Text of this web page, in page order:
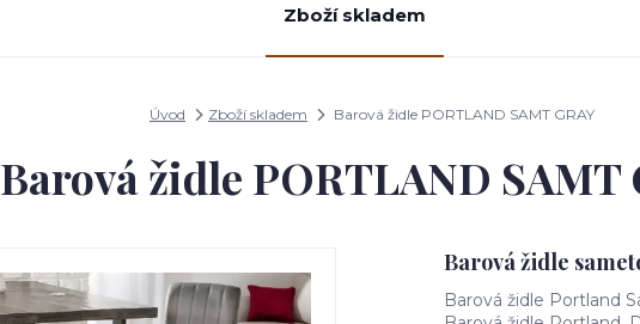
Zboží skladem
Úvod Zboží skladem Barová židle PORTLAND SAMT GRAY
Barová židle PORTLAND SAMT
Barová židle
Barová židle Portland